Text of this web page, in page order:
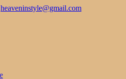
heaveninstyle@gmail.com